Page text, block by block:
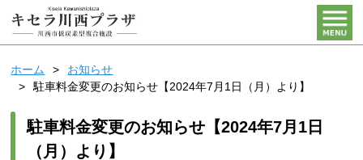
ホーム
お知らせ
駐車料金変更のお知らせ【2024年7月1日（月）より】
駐車料金変更のお知らせ【2024年7月1日
（月）より】